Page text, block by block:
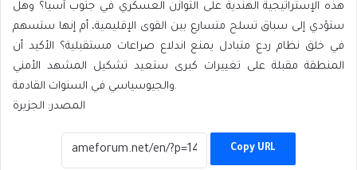
هذه الإستراتيجية الهندية على التوازن العسكري في جنوب آسيا؟ وهل
ستؤدي إلى سباق تسلح متسارع بين القوى الإقليمية، أم إنها ستسهم
في خلق نظام ردع متبادل يمنع اندلاع صراعات مستقبلية؟ الأكيد أن
المنطقة مقبلة على تغييرات كبرى ستعيد تشكيل المشهد الأمني
والجيوسياسي في السنوات القادمة.
المصدر: الجزيرة
Copy URL